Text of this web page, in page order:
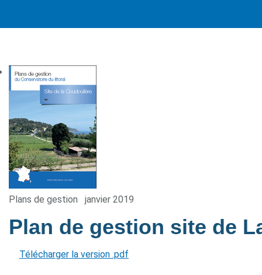
Plans de gestion janvier 2019
Plan de gestion site de
Télécharger la version .pdf